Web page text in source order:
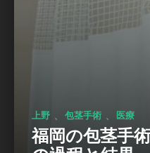
上野 包茎手術 医療
福岡の包茎手